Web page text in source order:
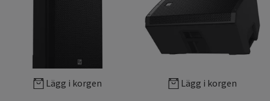
Lägg i korgen Lägg i korgen